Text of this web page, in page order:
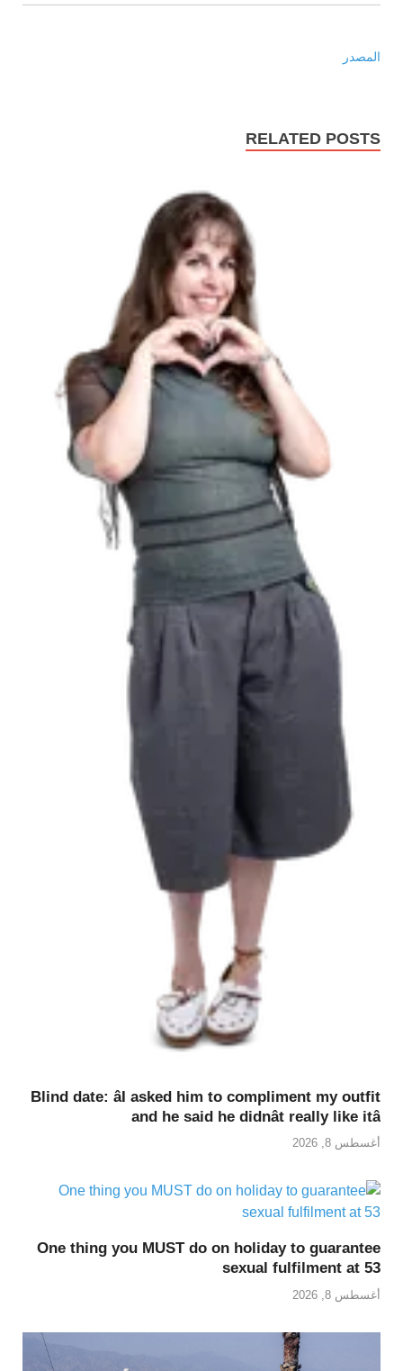
المصدر
RELATED POSTS
Blind date: âI asked him to compliment my outfit
and he said he didnât really like itâ
أغسطس 8, 2026
One thing you MUST do on holiday to guarantee
sexual fulfilment at 53
أغسطس 8, 2026